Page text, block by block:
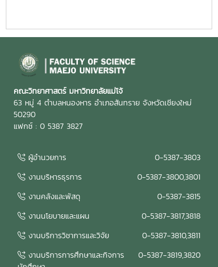
คณะวิทยาศาสตร์ มหาวิทยาลัยแม่โจ้
63 หมู่ 4 ตำบลหนองหาร อำเภอสันทราย จังหวัดเชียงใหม่
50290
แฟกซ์ : 0 5387 3827
ผู้อำนวยการ
0-5387-3803
งานบริหารธุรการ
0-5387-3800,3801
งานคลังและพัสดุ
0-5387-3815
งานนโยบายและแผน
0-5387-3817,3818
งานบริการวิชาการและวิจัย
0-5387-3810,3811
งานบริการการศึกษาและกิจการ
0-5387-3819,3820